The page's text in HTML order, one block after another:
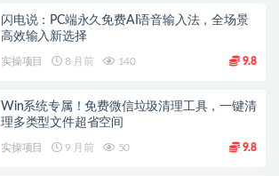
闪电说：PC端永久免费AI语音输入法，全场景
高效输入新选择
实操项目 8 月前 140 9.8
Win系统专属！免费微信垃圾清理工具，一键清
理多类型文件超省空间
实操项目 9 月前 50 9.8